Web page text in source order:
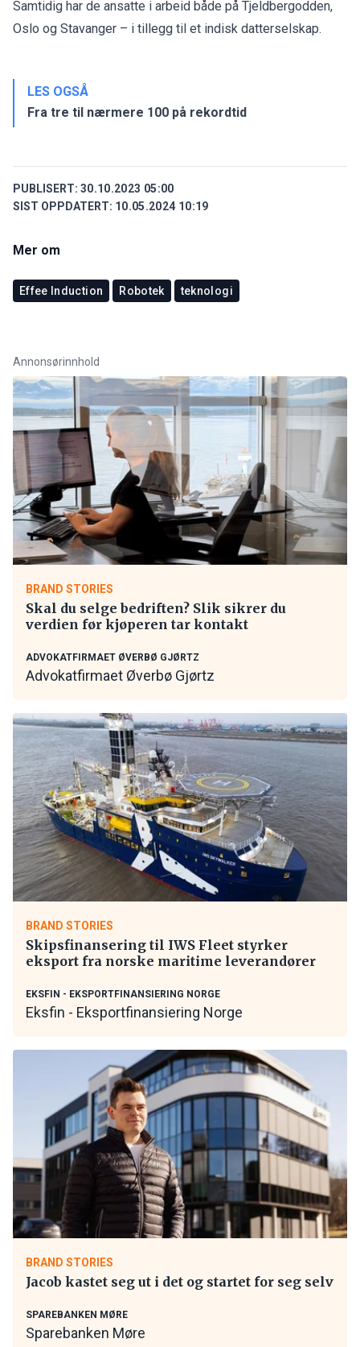
Samtidig har de ansatte i arbeid både på Tjeldbergodden,
Oslo og Stavanger – i tillegg til et indisk datterselskap.
LES OGSÅ
Fra tre til nærmere 100 på rekordtid
PUBLISERT: 30.10.2023 05:00
SIST OPPDATERT: 10.05.2024 10:19
Mer om
Effee Induction Robotek teknologi
Annonsørinnhold
BRAND STORIES
Skal du selge bedriften? Slik sikrer du
verdien før kjøperen tar kontakt
ADVOKATFIRMAET ØVERBØ GJØRTZ
Advokatfirmaet Øverbø Gjørtz
BRAND STORIES
Skipsfinansering til IWS Fleet styrker
eksport fra norske maritime leverandører
EKSFIN - EKSPORTFINANSIERING NORGE
Eksfin - Eksportfinansiering Norge
BRAND STORIES
Jacob kastet seg ut i det og startet for seg selv
SPAREBANKEN MØRE
Sparebanken Møre